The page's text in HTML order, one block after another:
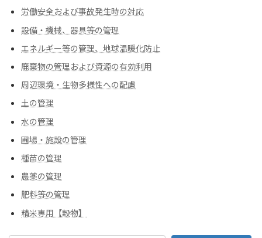
労働安全および事故発生時の対応
設備・機械、器具等の管理
エネルギー等の管理、地球温暖化防止
廃棄物の管理および資源の有効利用
周辺環境・生物多様性への配慮
土の管理
水の管理
圃場・施設の管理
種苗の管理
農薬の管理
肥料等の管理
精米専用【穀物】